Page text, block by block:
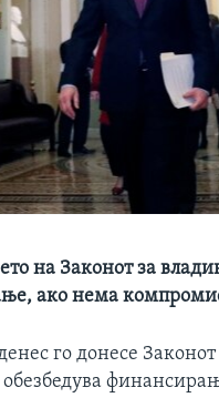
на Законот за
ако нема
го донесе